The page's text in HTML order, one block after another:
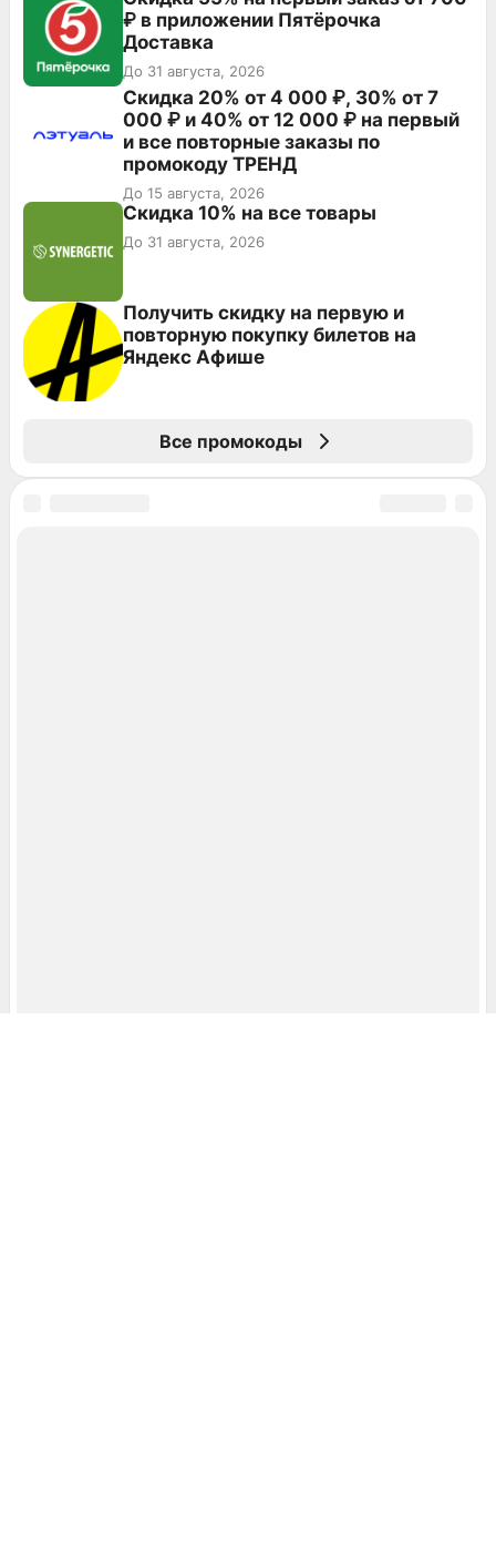
₽ в приложении Пятёрочка
Доставка
До 31 августа, 2026
Скидка 20% от 4 000 ₽, 30% от 7
000 ₽ и 40% от 12 000 ₽ на первый
и все повторные заказы по
промокоду ТРЕНД
До 15 августа, 2026
Скидка 10% на все товары
До 31 августа, 2026
Получить скидку на первую и
повторную покупку билетов на
Яндекс Афише
Все промокоды